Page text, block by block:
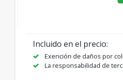
Incluido en el precio:
Exención de daños por
La responsabilidad de